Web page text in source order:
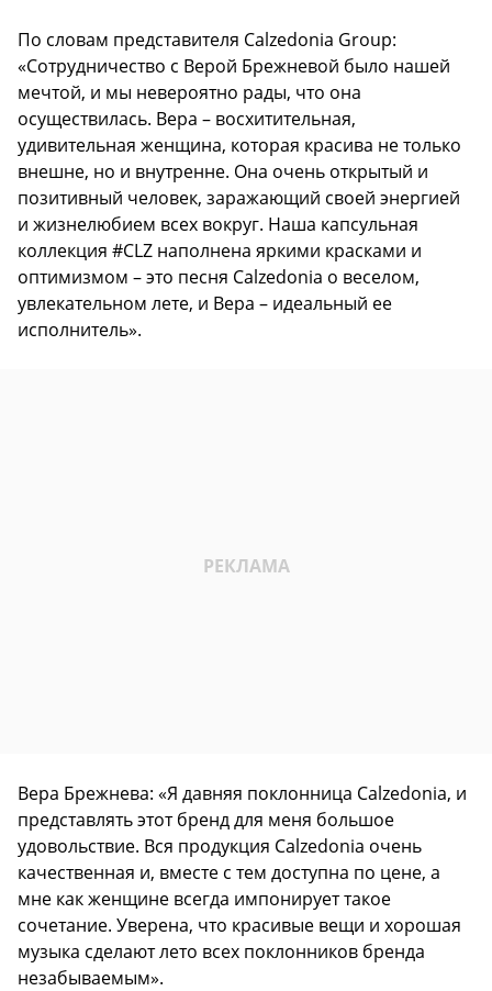
По словам представителя Calzedonia Group:
«Сотрудничество с Верой Брежневой было нашей
мечтой, и мы невероятно рады, что она
осуществилась. Вера – восхитительная,
удивительная женщина, которая красива не только
внешне, но и внутренне. Она очень открытый и
позитивный человек, заражающий своей энергией
и жизнелюбием всех вокруг. Наша капсульная
коллекция #CLZ наполнена яркими красками и
оптимизмом – это песня Calzedonia о веселом,
увлекательном лете, и Вера – идеальный ее
исполнитель».
Вера Брежнева: «Я давняя поклонница Calzedonia, и
представлять этот бренд для меня большое
удовольствие. Вся продукция Calzedonia очень
качественная и, вместе с тем доступна по цене, а
мне как женщине всегда импонирует такое
сочетание. Уверена, что красивые вещи и хорошая
музыка сделают лето всех поклонников бренда
незабываемым».